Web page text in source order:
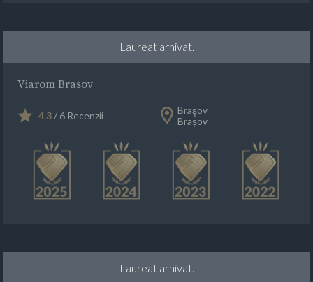
Laureat arhivat.
Viarom Brasov
4.3/ 6 Recenzii
Braşov
Brașov
Laureat arhivat.